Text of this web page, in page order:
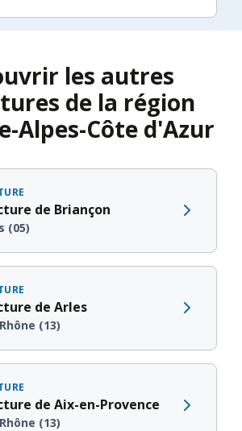
les autres
de la région
Alpes-Côte d'Azur
de Briançon
(05)
de Arles
(13)
de Aix-en-Provence
(13)